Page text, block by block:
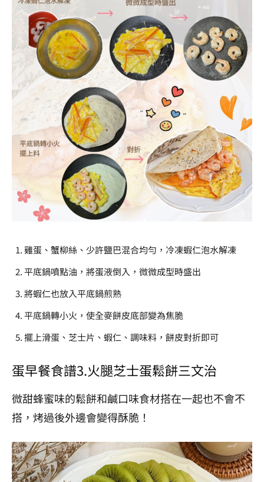
雞蛋、蟹柳絲、少許鹽巴混合均勻，冷凍蝦仁泡水解凍
平底鍋噴點油，將蛋液倒入，微微成型時盛出
將蝦仁也放入平底鍋煎熟
平底鍋轉小火，使全麥餅皮底部變為焦脆
擺上滑蛋、芝士片、蝦仁、調味料，餅皮對折即可
蛋早餐食譜3.火腿芝士蛋鬆餅三文治
微甜蜂蜜味的鬆餅和鹹口味食材搭在一起也不會不
搭，烤過後外邊會變得酥脆！